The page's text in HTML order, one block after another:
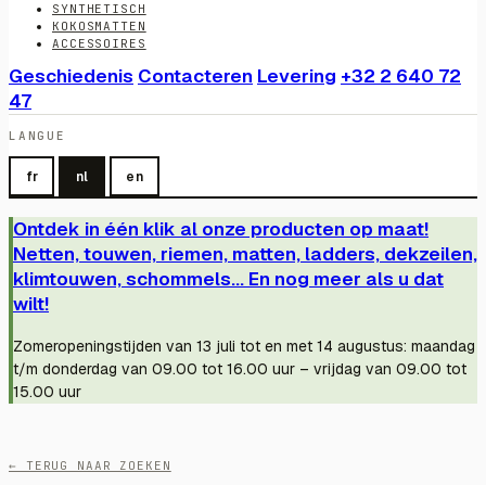
SYNTHETISCH
KOKOSMATTEN
ACCESSOIRES
Geschiedenis Contacteren Levering +32 2 640 72
47
LANGUE
fr nl en
Ontdek in één klik al onze producten op maat!
Netten, touwen, riemen, matten, ladders, dekzeilen,
klimtouwen, schommels... En nog meer als u dat
wilt!
Zomeropeningstijden van 13 juli tot en met 14 augustus: maandag
t/m donderdag van 09.00 tot 16.00 uur – vrijdag van 09.00 tot
15.00 uur
← TERUG NAAR ZOEKEN